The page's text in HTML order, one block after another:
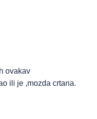
ovakav
ili je ,mozda crtana.